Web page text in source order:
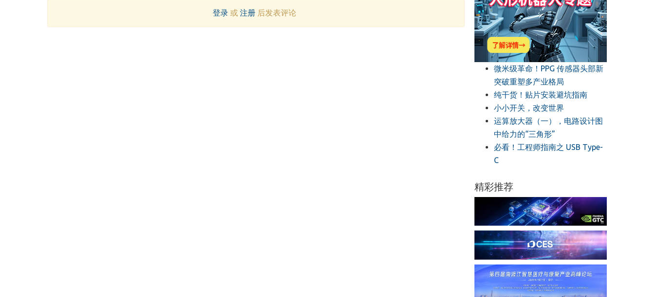
登录 或注册 后发表评论
微米级革命！PPG 传感器头部新
突破重塑多产业格局
纯干货！贴片安装避坑指南
小小开关，改变世界
运算放大器（一），电路设计图
中给力的“三角形”
必看！工程师指南之 USB Type-
C
精彩推荐